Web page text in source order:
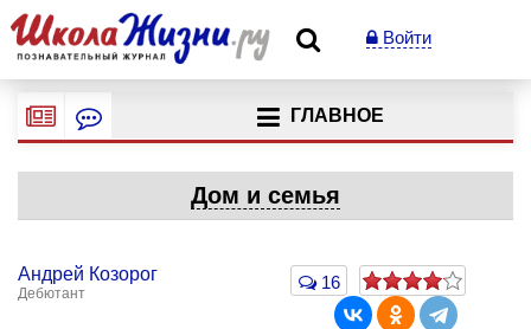
Войти
ГЛАВНОЕ
Дом и семья
Андрей Козорог
Дебютант
16